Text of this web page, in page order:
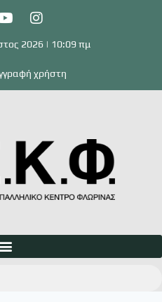
2026 | 10:09 πμ
χρήστη